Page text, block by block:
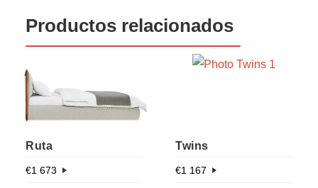
Productos relacionados
Ruta
€1 673
Twins
€1 167